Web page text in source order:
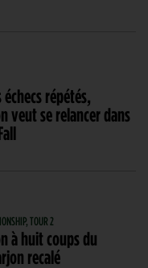
échecs répétés,
veut se relancer dans
TOUR 2
à huit coups du
recalé